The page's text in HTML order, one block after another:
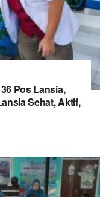
Pos Lansia,
Sehat, Aktif,